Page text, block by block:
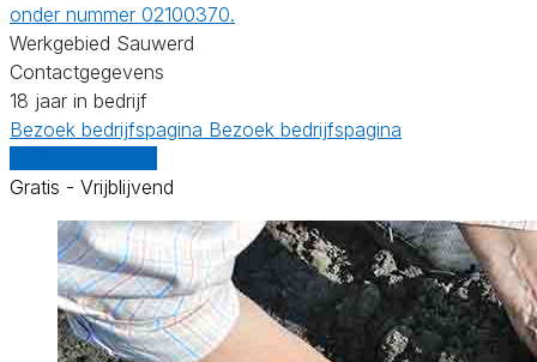
onder nummer 02100370.
Werkgebied Sauwerd
Contactgegevens
18 jaar in bedrijf
Bezoek bedrijfspagina Bezoek bedrijfspagina
Gratis - Vrijblijvend